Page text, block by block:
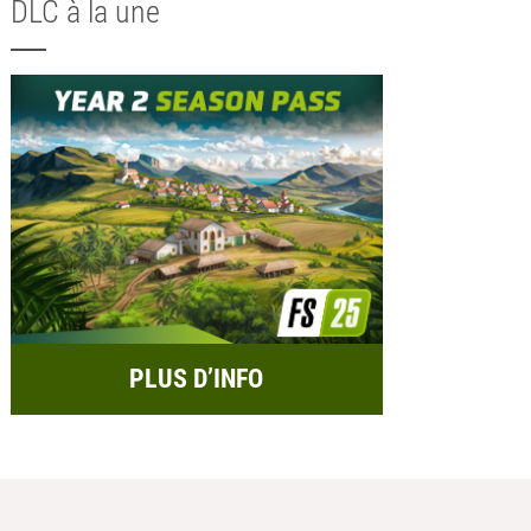
DLC à la une
PLUS D’INFO